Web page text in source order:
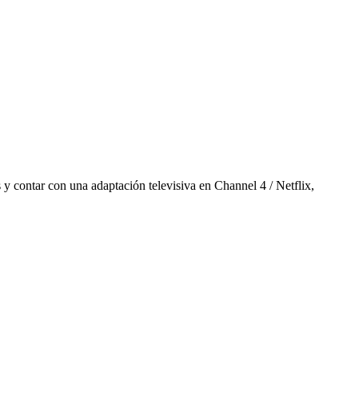
contar con una adaptación televisiva en Channel 4 / Netflix,